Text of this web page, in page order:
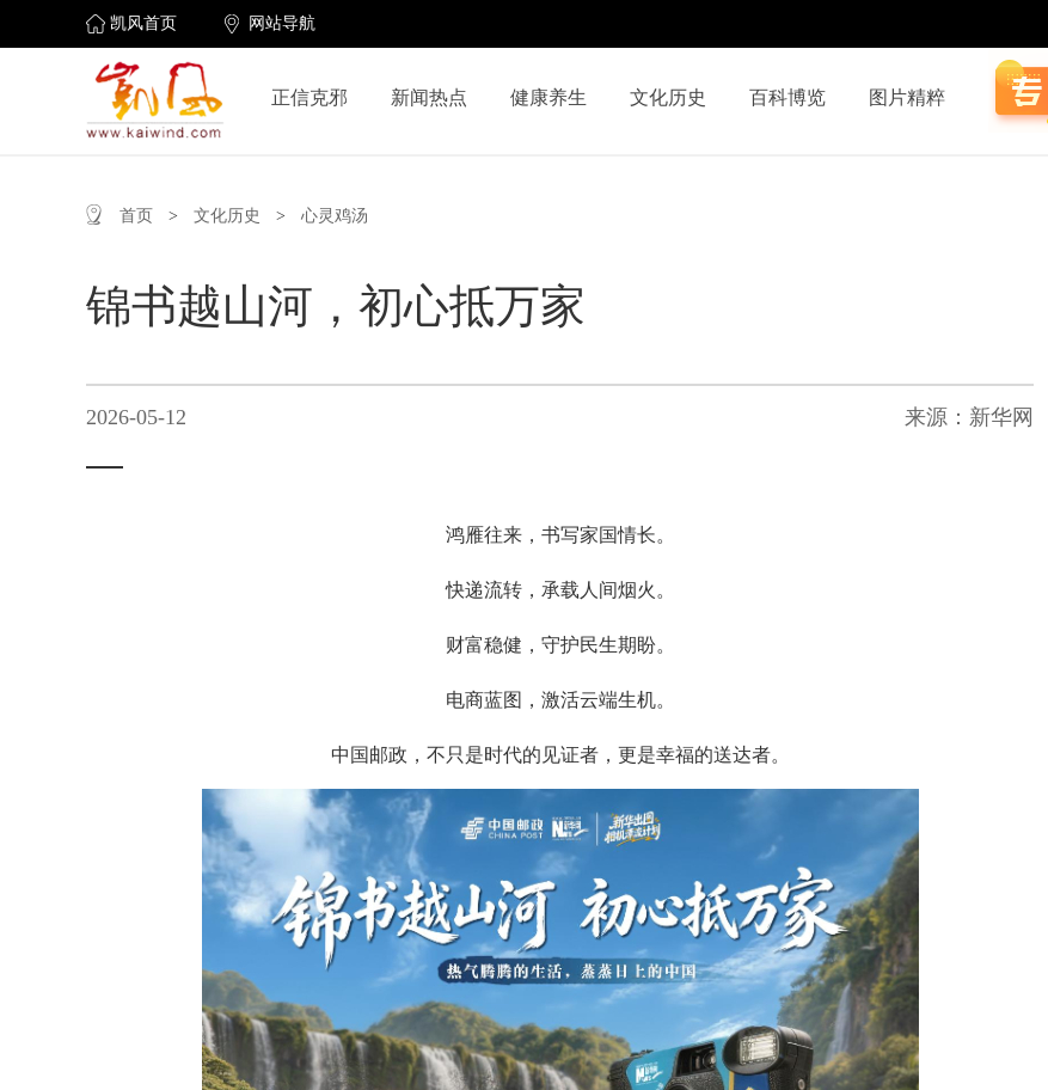
凯风首页 网站导航
正信克邪 新闻热点 健康养生 文化历史 百科博览 图片精粹
首页 > 文化历史 > 心灵鸡汤
锦书越山河，初心抵万家
2026-05-12 来源：新华网
鸿雁往来，书写家国情长。
快递流转，承载人间烟火。
财富稳健，守护民生期盼。
电商蓝图，激活云端生机。
中国邮政，不只是时代的见证者，更是幸福的送达者。